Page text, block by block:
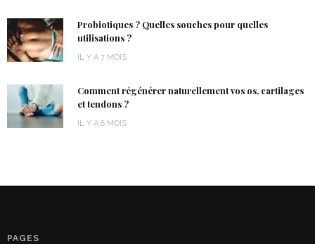
Probiotiques ? Quelles souches pour quelles
utilisations ?
IL Y A 7 MOIS
Comment régénérer naturellement vos os, cartilages
et tendons ?
IL Y A 8 MOIS
PAGES